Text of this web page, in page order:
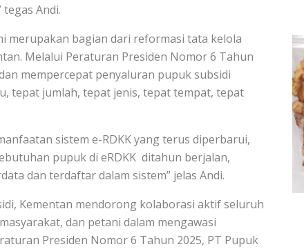
Andi.
merupakan bagian dari reformasi tata kelola
Melalui Peraturan Presiden Nomor 6 Tahun
mempercepat penyaluran pupuk subsidi
tepat jumlah, tepat jenis, tepat tempat, tepat
sistem e-RDKK yang terus diperbarui,
pupuk di eRDKK ditahun berjalan,
dan terdaftar dalam sistem” jelas Andi.
Kementan mendorong kolaborasi aktif seluruh
dan petani dalam mengawasi
Presiden Nomor 6 Tahun 2025, PT Pupuk